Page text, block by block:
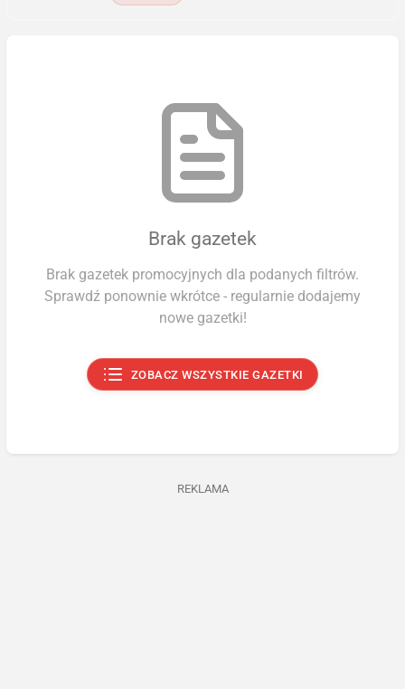
Brak gazetek
Brak gazetek promocyjnych dla podanych filtrów.
Sprawdź ponownie wkrótce - regularnie dodajemy
nowe gazetki!
ZOBACZ WSZYSTKIE GAZETKI
REKLAMA